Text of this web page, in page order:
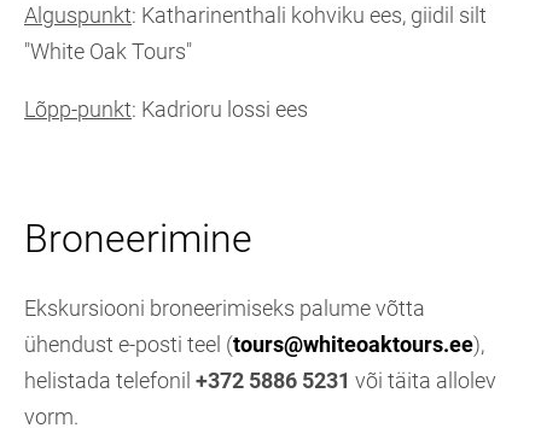
Alguspunkt: Katharinenthali kohviku ees, giidil silt
"White Oak Tours"
Lõpp-punkt: Kadrioru lossi ees
Broneerimine
Ekskursiooni broneerimiseks palume võtta
ühendust e-posti teel (tours@whiteoaktours.ee),
helistada telefonil +372 5886 5231 või täita allolev
vorm.